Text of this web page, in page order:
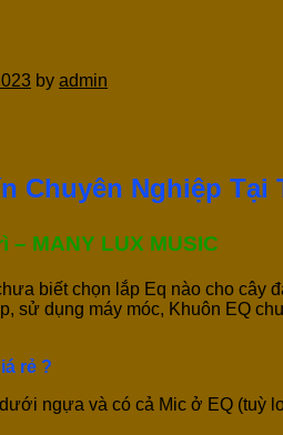
by admin
Chuyên Nghiệp Tại
– MANY LUX MUSIC
biết chọn lắp Eq nào cho
sử dụng máy móc, Khuôn EQ
rẻ ?
ngựa và có cả Mic ở EQ (tuỳ